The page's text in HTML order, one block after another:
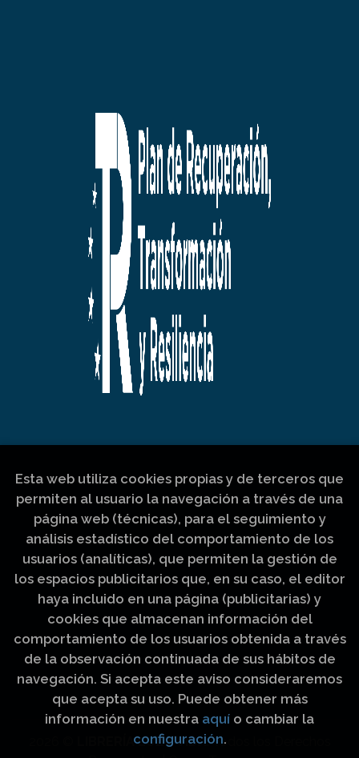
LIBRERÍA LUZ Y VIDA. Todos los Derechos
Esta web utiliza cookies propias y de terceros que
permiten al usuario la navegación a través de una
página web (técnicas), para el seguimiento y
análisis estadístico del comportamiento de los
usuarios (analíticas), que permiten la gestión de
los espacios publicitarios que, en su caso, el editor
haya incluido en una página (publicitarias) y
cookies que almacenan información del
comportamiento de los usuarios obtenida a través
de la observación continuada de sus hábitos de
navegación. Si acepta este aviso consideraremos
que acepta su uso. Puede obtener más
información en nuestra aquí o cambiar la
configuración.